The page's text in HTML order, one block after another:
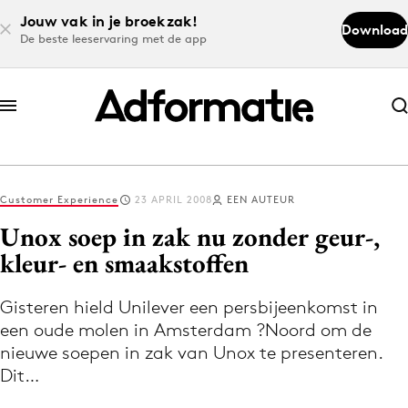
Jouw vak in je broekzak!
De beste leeservaring met de app
Download
Abonneer nu
Abonneer nu
Log in
Volg het laatste nieuws via de Adformatie
Nieuws app
Customer Experience 23 APRIL 2008 EEN AUTEUR
Unox soep in zak nu zonder geur-,
kleur- en smaakstoffen
Gisteren hield Unilever een persbijeenkomst in
een oude molen in Amsterdam ?Noord om de
nieuwe soepen in zak van Unox te presenteren.
Dit…